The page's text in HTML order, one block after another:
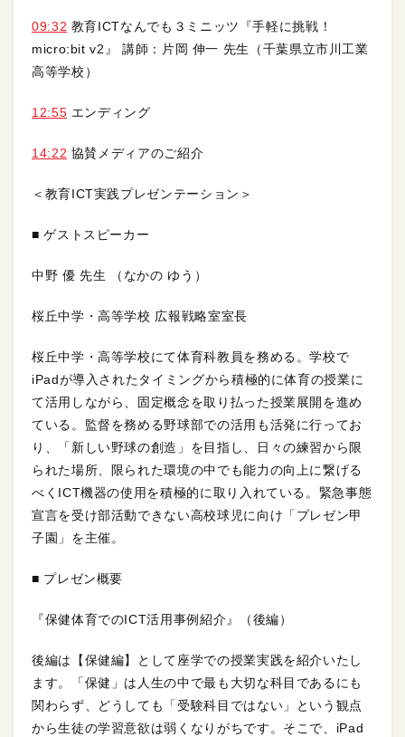
09:32 教育ICTなんでも３ミニッツ『手軽に挑戦！
micro:bit v2』 講師：片岡 伸一 先生（千葉県立市川工業
高等学校）
12:55 エンディング
14:22 協賛メディアのご紹介
＜教育ICT実践プレゼンテーション＞
■ ゲストスピーカー
中野 優 先生 （なかの ゆう）
桜丘中学・高等学校 広報戦略室室長
桜丘中学・高等学校にて体育科教員を務める。学校で
iPadが導入されたタイミングから積極的に体育の授業に
て活用しながら、固定概念を取り払った授業展開を進め
ている。監督を務める野球部での活用も活発に行ってお
り、「新しい野球の創造」を目指し、日々の練習から限
られた場所、限られた環境の中でも能力の向上に繋げる
べくICT機器の使用を積極的に取り入れている。緊急事態
宣言を受け部活動できない高校球児に向け「プレゼン甲
子園」を主催。
■ プレゼン概要
『保健体育でのICT活用事例紹介』（後編）
後編は【保健編】として座学での授業実践を紹介いたし
ます。「保健」は人生の中で最も大切な科目であるにも
関わらず、どうしても「受験科目ではない」という観点
から生徒の学習意欲は弱くなりがちです。そこで、iPad